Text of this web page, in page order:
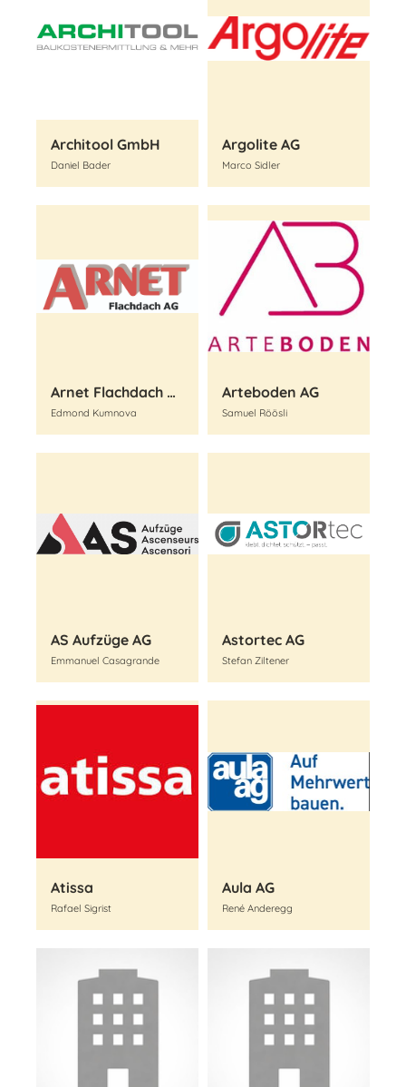
Architool GmbH
Daniel Bader
Argolite AG
Marco Sidler
Arnet Flachdach AG
Edmond Kumnova
Arteboden AG
Samuel Röösli
AS Aufzüge AG
Emmanuel Casagrande
Astortec AG
Stefan Ziltener
Atissa
Rafael Sigrist
Aula AG
René Anderegg